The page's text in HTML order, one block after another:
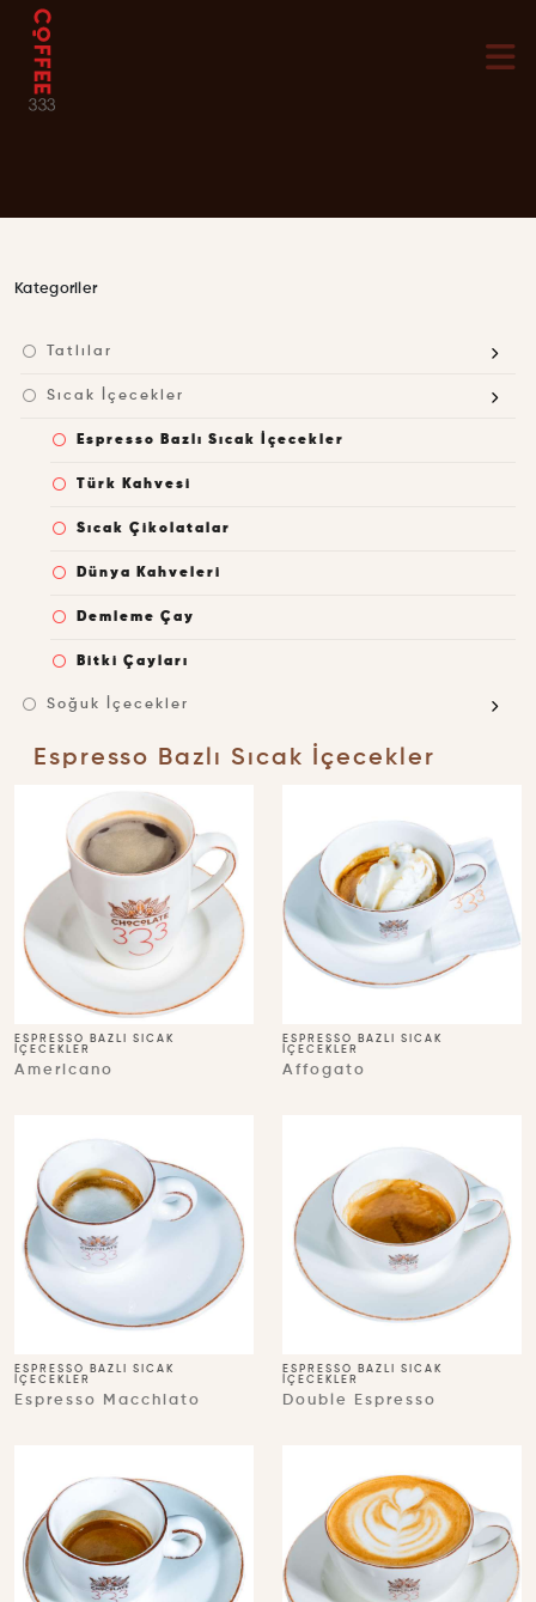
Espresso Bazlı Sıcak İçecekler
ESPRESSO BAZLI SICAK
İÇECEKLER
Americano
ESPRESSO BAZLI SICAK
İÇECEKLER
Affogato
ESPRESSO BAZLI SICAK
İÇECEKLER
Espresso Macchiato
ESPRESSO BAZLI SICAK
İÇECEKLER
Double Espresso
Kategoriler
Tatlılar
Sıcak İçecekler
Espresso Bazlı Sıcak İçecekler
Türk Kahvesi
Sıcak Çikolatalar
Dünya Kahveleri
Demleme Çay
Bitki Çayları
Soğuk İçecekler